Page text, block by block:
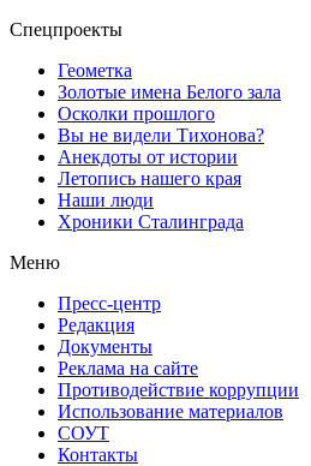
Спецпроекты
Геометка
Золотые имена Белого зала
Осколки прошлого
Вы не видели Тихонова?
Анекдоты от истории
Летопись нашего края
Наши люди
Хроники Сталинграда
Меню
Пресс-центр
Редакция
Документы
Реклама на сайте
Противодействие коррупции
Использование материалов
СОУТ
Контакты